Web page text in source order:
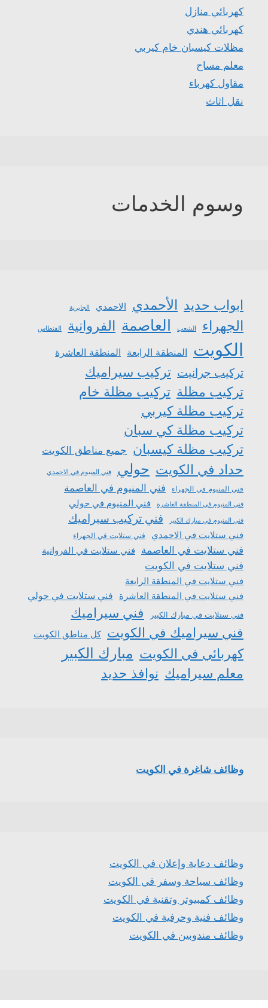
كهربائي منازل
كهربائي هندي
مظلات كيسبان خام كيربي
معلم مساح
مقاول كهرباء
نقل اثاث
وسوم الخدمات
ابواب حديد الأحمدي الاحمدي الجابرية
الجهراء الشعب العاصمة الفروانية الفنطاس
الكويت المنطقة الرابعة المنطقة العاشرة
تركيب جرانيت تركيب سيراميك
تركيب مظلة تركيب مظلة خام
تركيب مظلة كيربي
تركيب مظلة كي سبان
تركيب مظلة كيسبان جميع مناطق الكويت
حداد في الكويت حولي فني المنيوم في الاحمدي
فني المنيوم في الجهراء فني المنيوم في العاصمة
فني المنيوم في المنطقة العاشرة فني المنيوم في حولي
فني المنيوم في مبارك الكبير فني تركيب سيراميك
فني ستلايت في الاحمدي فني ستلايت في الجهراء
فني ستلايت في العاصمة فني ستلايت في الفروانية
فني ستلايت في الكويت
فني ستلايت في المنطقة الرابعة
فني ستلايت في المنطقة العاشرة فني ستلايت في حولي
فني ستلايت في مبارك الكبير
فني سيراميك
فني سيراميك في الكويت
كل مناطق الكويت
كهربائي في الكويت مبارك الكبير
معلم سيراميك نوافذ حديد
وظائف شاغرة في الكويت
وظائف دعاية وإعلان في الكويت
وظائف سياحة وسفر في الكويت
وظائف كمبيوتر وتقنية في الكويت
وظائف فنية وحرفية في الكويت
وظائف مندوبين في الكويت